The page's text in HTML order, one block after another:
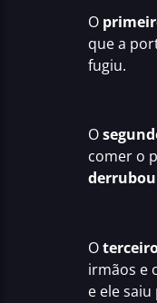
O
que a
fugiu.
O
comer o
derrubou
O
irmãos e
e ele